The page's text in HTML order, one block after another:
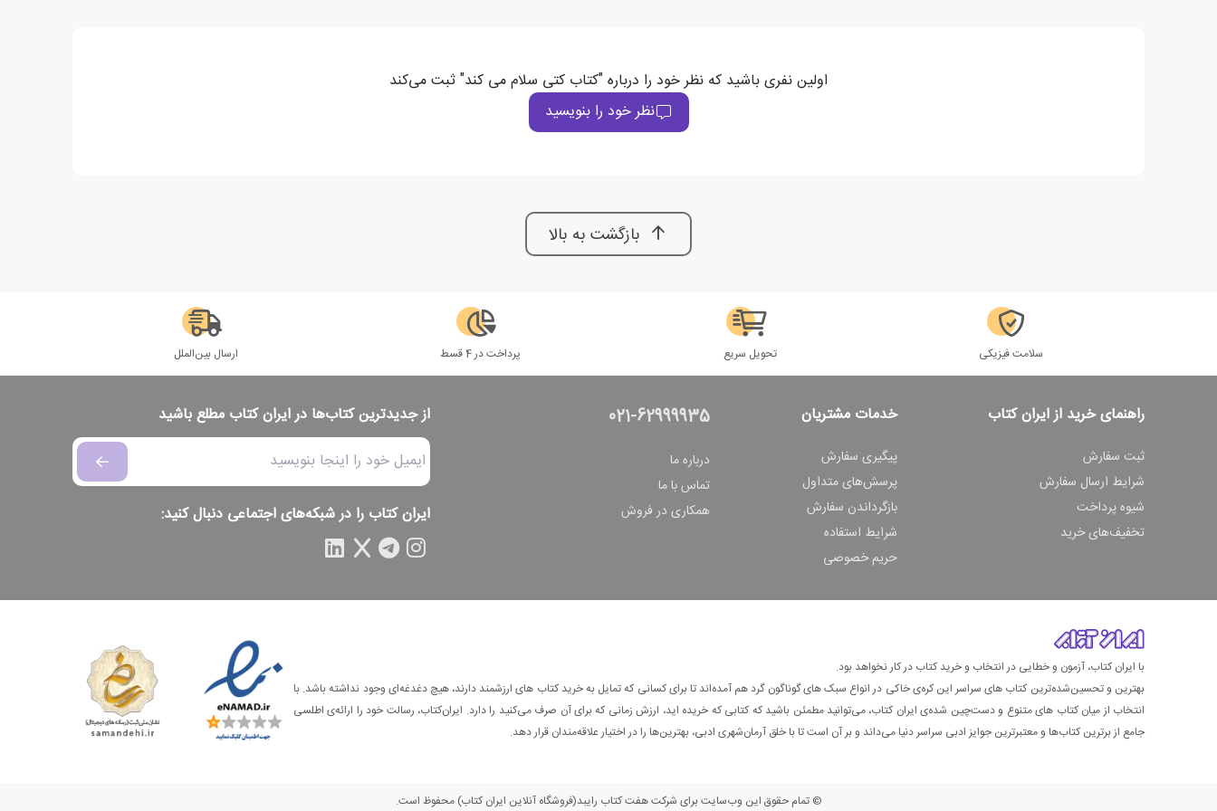
اولین نفری باشید که نظر خود را درباره "کتاب کتی سلام می کند" ثبت می‌کند
نظر خود را بنویسید
بازگشت به بالا
سلامت فیزیکی تحویل سریع پرداخت در 4 قسط ارسال بین‌الملل
راهنمای خرید از ایران کتاب
ثبت سفارش
شرایط ارسال سفارش
شیوه پرداخت
تخفیف‌های خرید
خدمات مشتریان
پیگیری سفارش
پرسش‌های متداول
بازگرداندن سفارش
شرایط استفاده
حریم خصوصی
021-62999935
درباره ما
تماس با ما
همکاری در فروش
از جدیدترین کتاب‌ها در ایران کتاب مطلع باشید
ایران کتاب را در شبکه‌های اجتماعی دنبال کنید:
با ایران کتاب، آزمون و خطایی در انتخاب و خرید کتاب در کار نخواهد بود.
بهترین و تحسین‌شده‌ترین کتاب‌ های سراسر این کره‌ی خاکی در انواع سبک های گوناگون گرد هم آمده‌اند تا برای کسانی که تمایل به خرید کتاب های ارزشمند دارند، هیچ دغدغه‌ای وجود نداشته باشد. با
انتخاب از میان کتاب های متنوع و دست‌چین شده‌ی ایران کتاب، می‌توانید مطمئن باشید که کتابی که خریده اید، ارزش زمانی که برای آن صرف می‌کنید را دارد. ایران‌کتاب، رسالت خود را ارائه‌ی اطلسی
جامع از برترین کتاب‌ها و معتبرترین جوایز ادبی سراسر دنیا می‌داند و بر آن است تا با خلق آرمان‌شهری ادبی، بهترین‌ها را در اختیار علاقه‌مندان قرار دهد.
© تمام حقوق این وب‌سایت برای شرکت هفت کتاب رایبد(فروشگاه آنلاین ایران کتاب) محفوظ است.